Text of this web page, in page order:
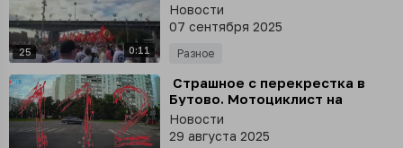
25 0:11
Новости
07 сентября 2025
Разное
⁣ Страшное с перекрестка в
Бутово. Мотоциклист на
полном ходу влетел в
иномарку. Конечно, не выжил
Новости
29 августа 2025